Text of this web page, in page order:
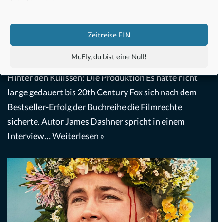
Zeitreise EIN
McFly, du bist eine Null!
Labyrinth (2014)
Film vonChristoph Müller
Hinter den Kulissen: Die Produktion Es hatte nicht
lange gedauert bis 20th Century Fox sich nach dem
Bestseller-Erfolg der Buchreihe die Filmrechte
sicherte. Autor James Dashner spricht in einem
Interview…Weiterlesen »